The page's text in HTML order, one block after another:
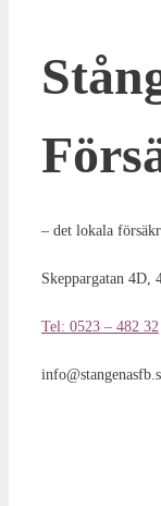
– det lokala
Skeppargatan 4D,
Tel: 0523 – 482 32